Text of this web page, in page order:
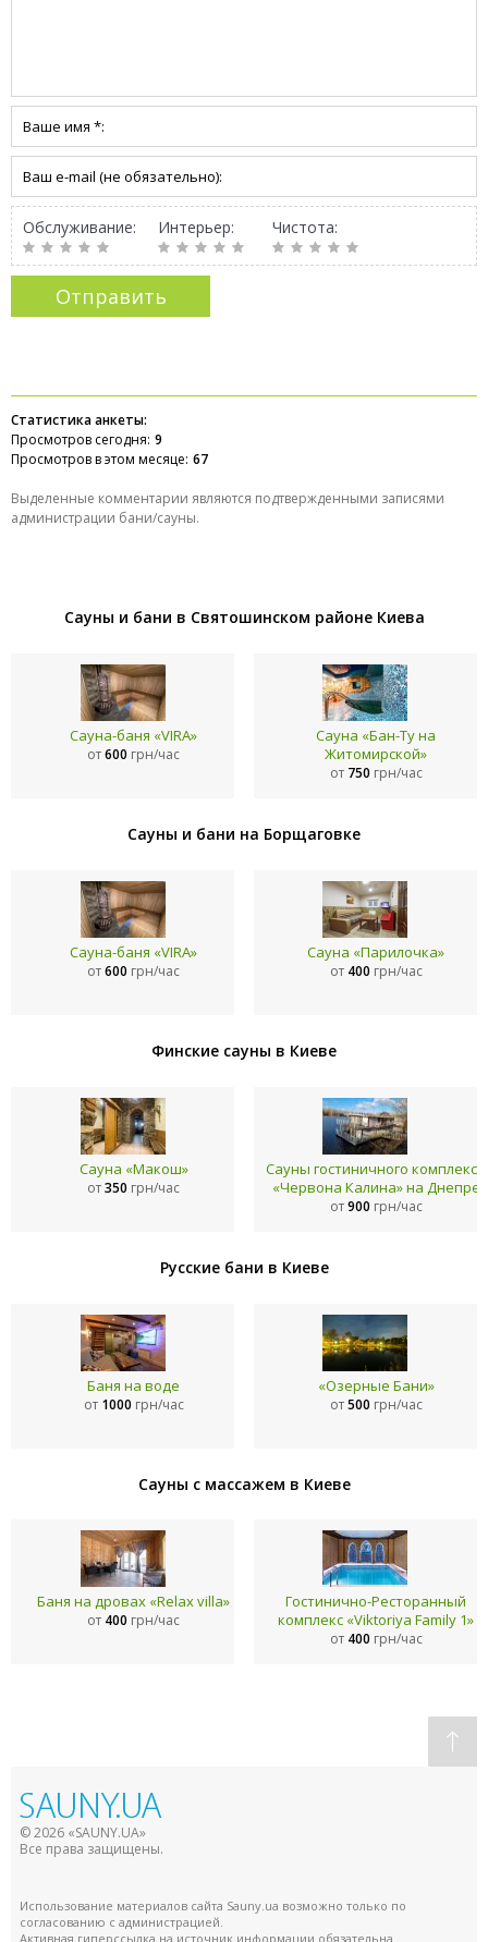
Обслуживание: Интерьер: Чистота:
Статистика анкеты:
Просмотров сегодня: 9
Просмотров в этом месяце: 67
Выделенные комментарии являются подтвержденными записями
администрации бани/сауны.
Сауны и бани в Святошинском районе Киева
Сауна-баня «VIRA»
от600 грн/час
Сауна «Бан-Ту на
Житомирской»
от 750 грн/час
Сауны и бани на Борщаговке
Сауна-баня «VIRA»
от600 грн/час
Сауна «Парилочка»
от 400 грн/час
Финские сауны в Киеве
Сауна «Макош»
от350 грн/час
Сауны гостиничного комплекса
«Червона Калина» на Днепре
от900 грн/час
Русские бани в Киеве
Баня на воде
от 1000 грн/час
«Озерные Бани»
от500 грн/час
Сауны с массажем в Киеве
Баня на дровах «Relax villa»
от 400 грн/час
Гостинично-Ресторанный
комплекс «Viktoriya Family 1»
от 400 грн/час
© 2026 «SAUNY.UA»
Все права защищены.
Использование материалов сайта Sauny.ua возможно только по
согласованию с администрацией.
Активная гиперссылка на источник информации обязательна.